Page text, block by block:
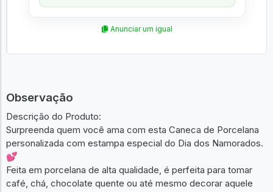
Anunciar um igual
Observação
Descrição do Produto:
Surpreenda quem você ama com esta Caneca de Porcelana
personalizada com estampa especial do Dia dos Namorados.
💕
Feita em porcelana de alta qualidade, é perfeita para tomar
café, chá, chocolate quente ou até mesmo decorar aquele